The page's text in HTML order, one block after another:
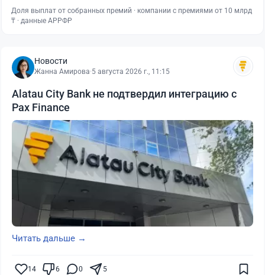
Доля выплат от собранных премий · компании с премиями от 10 млрд
₸ · данные АРРФР
Новости
Жанна Амирова·5 августа 2026 г., 11:15
Alatau City Bank не подтвердил интеграцию с
Pax Finance
Читать дальше →
14 6 0 5